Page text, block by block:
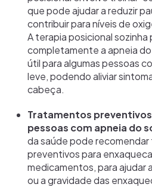
que pode ajudar a reduzir
contribuir para níveis de
A terapia posicional
completamente a apneia
útil para algumas pessoas
leve, podendo aliviar
cabeça.
Tratamentos
pessoas com apneia do
da saúde pode
preventivos para
medicamentos, para ajudar
ou a gravidade das